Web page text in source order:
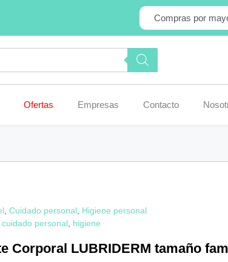
Compras por
Ofertas Empresas Contacto
,Cuidado personal Higiene personal
,cuidado personal higiene
Corporal LUBRIDERM tamaño